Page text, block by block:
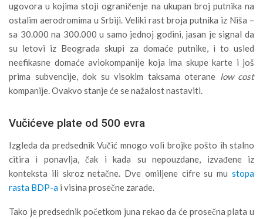
ugovora u kojima stoji ograničenje na ukupan broj putnika na
ostalim aerodromima u Srbiji. Veliki rast broja putnika iz Niša –
sa 30.000 na 300.000 u samo jednoj godini, jasan je signal da
su letovi iz Beograda skupi za domaće putnike, i to usled
neefikasne domaće aviokompanije koja ima skupe karte i još
prima subvencije, dok su visokim taksama oterane low cost
kompanije. Ovakvo stanje će se nažalost nastaviti.
Vučićeve plate od 500 evra
Izgleda da predsednik Vučić mnogo voli brojke pošto ih stalno
citira i ponavlja, čak i kada su nepouzdane, izvađene iz
konteksta ili skroz netačne. Dve omiljene cifre su mu stopa
rasta BDP-a i visina prosečne zarade.
Tako je predsednik početkom juna rekao da će prosečna plata u